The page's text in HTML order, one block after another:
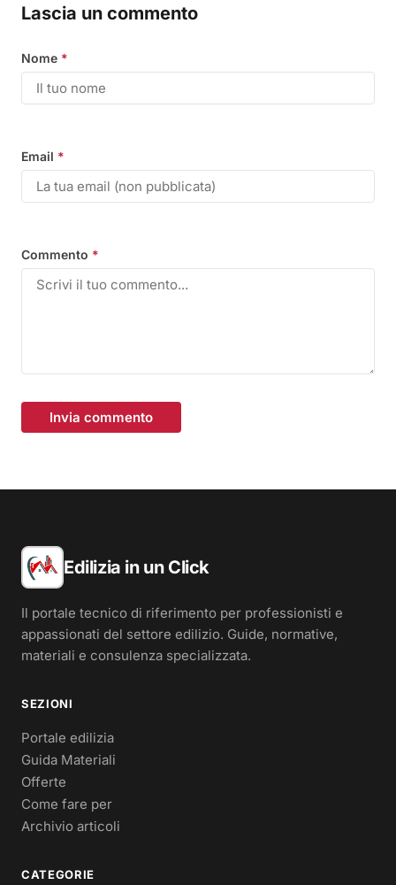
Lascia un commento
Nome *
Email *
Commento *
Invia commento
Edilizia in un Click
Il portale tecnico di riferimento per professionisti e
appassionati del settore edilizio. Guide, normative,
materiali e consulenza specializzata.
SEZIONI
Portale edilizia
Guida Materiali
Offerte
Come fare per
Archivio articoli
CATEGORIE